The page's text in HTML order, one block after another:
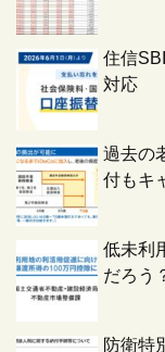
住信
対応
過去の
付もキ
低未利
だろう
防衛特